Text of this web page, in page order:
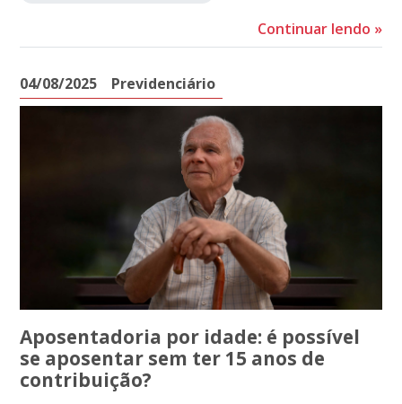
Continuar lendo »
04/08/2025 Previdenciário
Aposentadoria por idade: é possível
se aposentar sem ter 15 anos de
contribuição?